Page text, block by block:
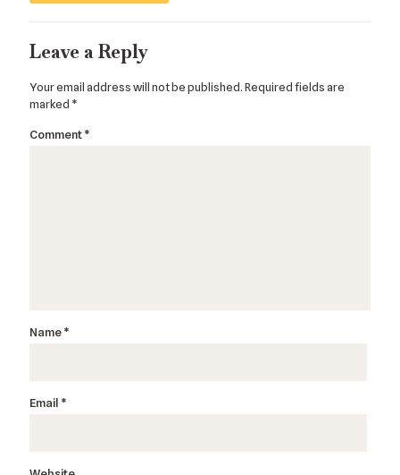
Leave a Reply
Your email address will not be published.Required fields are
marked *
Comment*
Name*
Email *